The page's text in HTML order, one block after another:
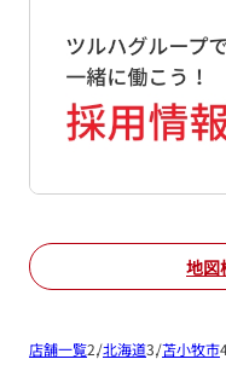
地図
店舗一覧 北海道 苫小牧市